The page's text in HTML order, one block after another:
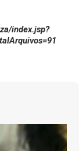
index.jsp?